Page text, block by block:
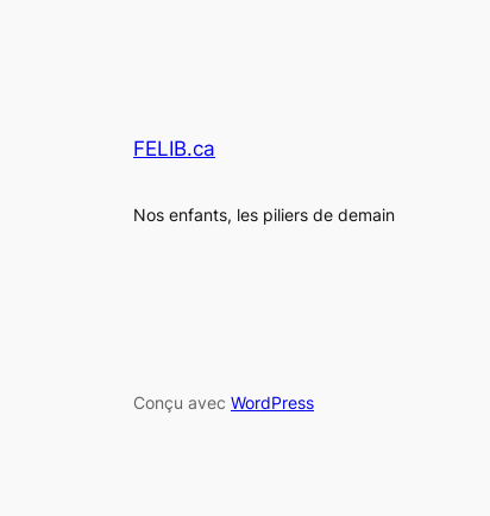
FELIB.ca
Nos enfants, les piliers de demain
Conçu avec WordPress